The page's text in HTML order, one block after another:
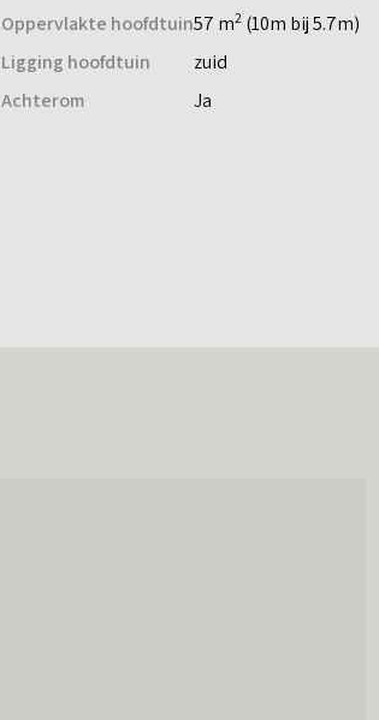
Oppervlakte hoofdtuin57 m2 (10m bij 5.7m)
Ligging hoofdtuin
zuid
Achterom
Ja